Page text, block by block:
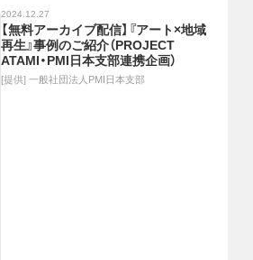
2024.12.27
【無料アーカイブ配信】『アート×地域
再生』事例のご紹介（PROJECT
ATAMI・PMI日本支部連携企画）
[提供] 一般社団法人PMI日本支部